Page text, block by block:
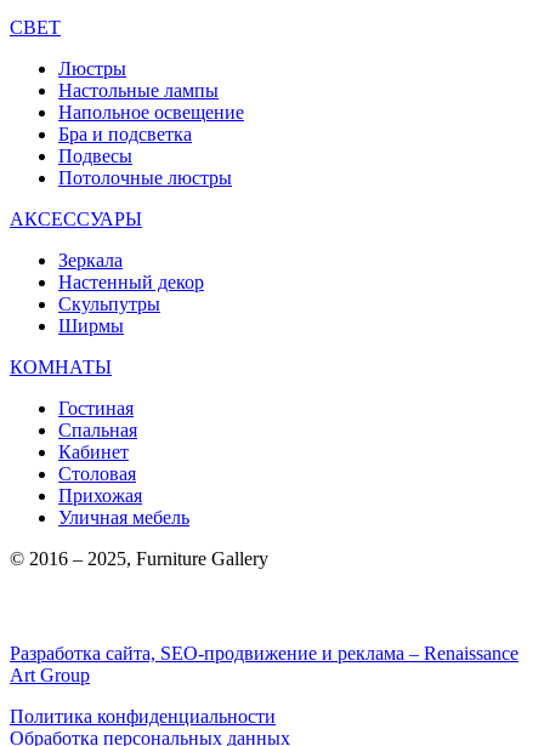
СВЕТ
Люстры
Настольные лампы
Напольное освещение
Бра и подсветка
Подвесы
Потолочные люстры
АКСЕССУАРЫ
Зеркала
Настенный декор
Скульпутры
Ширмы
КОМНАТЫ
Гостиная
Спальная
Кабинет
Столовая
Прихожая
Уличная мебель
© 2016 – 2025, Furniture Gallery
Разработка сайта, SEO-продвижение и реклама – Renaissance
Art Group
Политика конфиденциальности
Обработка персональных данных